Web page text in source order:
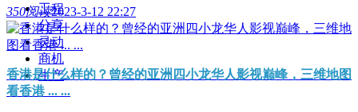
工程
分享
灵动
商机
生产
350阅读2023-3-12 22:27
香港是什么样的？曾经的亚洲四小龙华人影视巅峰，三维地图
看香港 ... ...